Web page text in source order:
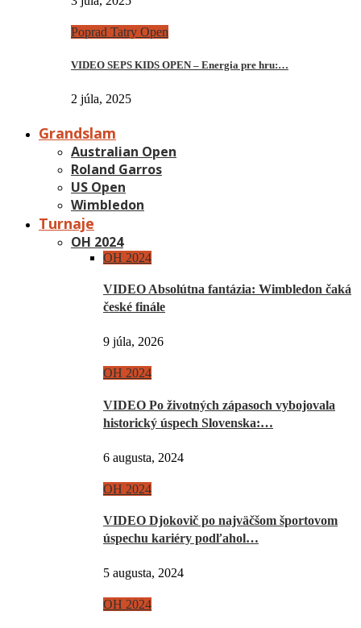
Poprad Tatry Open
VIDEO SEPS KIDS OPEN – Energia pre hru:…
2 júla, 2025
Grandslam
Australian Open
Roland Garros
US Open
Wimbledon
Turnaje
OH 2024
OH 2024
VIDEO Absolútna fantázia: Wimbledon čaká
české finále
9 júla, 2026
OH 2024
VIDEO Po životných zápasoch vybojovala
historický úspech Slovenska:…
6 augusta, 2024
OH 2024
VIDEO Djokovič po najväčšom športovom
úspechu kariéry podľahol…
5 augusta, 2024
OH 2024